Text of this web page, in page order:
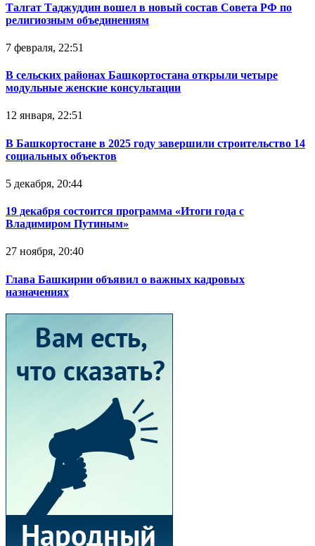
Талгат Таджуддин вошел в новый состав Совета РФ по
религиозным объединениям
7 февраля, 22:51
В сельских районах Башкортостана открыли четыре
модульные женские консультации
12 января, 22:51
В Башкортостане в 2025 году завершили строительство 14
социальных объектов
5 декабря, 20:44
19 декабря состоится программа «Итоги года с
Владимиром Путиным»
27 ноября, 20:40
Глава Башкирии объявил о важных кадровых
назначениях